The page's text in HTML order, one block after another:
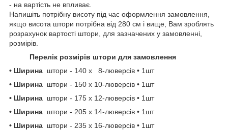
- на вартість не впливає.
Напишіть потрібну висоту під час оформлення замовлення,
якщо висота штори потрібна від 280 см і вище, Вам зроблять
розрахунок вартості штори, для зазначених у замовленні,
розмірів.
Перелік розмірів штори для замовлення
• Ширина штори - 140 х 8-люверсів • 1шт
• Ширина штори - 150 х 10-люверсів • 1шт
• Ширина штори - 175 х 12-люверсів • 1шт
• Ширина штори - 205 х 14-люверсів • 1шт
• Ширина штори - 235 х 16-люверсів • 1шт